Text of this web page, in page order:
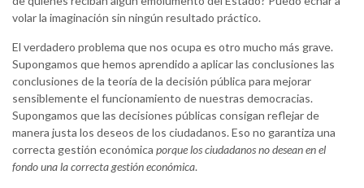
volar la imaginación sin ningún resultado práctico.
El verdadero problema que nos ocupa es otro mucho más grave.
Supongamos que hemos aprendido a aplicar las conclusiones las
conclusiones de la teoría de la decisión pública para mejorar
sensiblemente el funcionamiento de nuestras democracias.
Supongamos que las decisiones públicas consigan reflejar de
manera justa los deseos de los ciudadanos. Eso no garantiza una
correcta gestión económica porque los ciudadanos no desean en el
fondo una la correcta gestión económica.